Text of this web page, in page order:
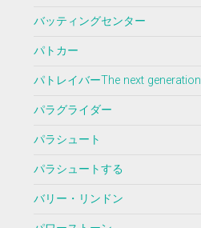
バッティングセンター
パトカー
パトレイバーThe next generation
パラグライダー
パラシュート
パラシュートする
バリー・リンドン